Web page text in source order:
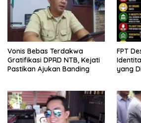
Vonis Bebas Terdakwa
Gratifikasi DPRD NTB, Kejati
Pastikan Ajukan Banding
FPT
yang